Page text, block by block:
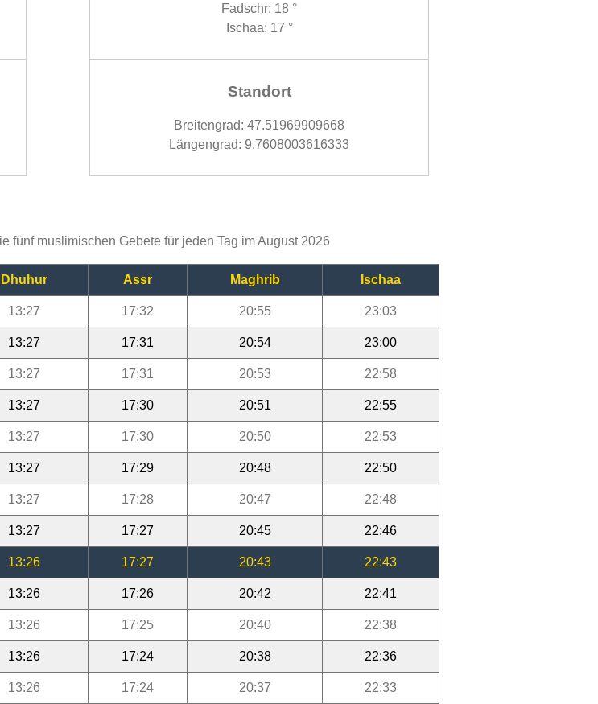
Fadschr: 18 °
Ischaa: 17 °
Standort
Breitengrad: 47.51969909668
Längengrad: 9.7608003616333
fünf muslimischen Gebete für jeden Tag im August 2026
Dhuhur Assr Maghrib Ischaa
13:27 17:32 20:55 23:03
13:27 17:31 20:54 23:00
13:27 17:31 20:53 22:58
13:27 17:30 20:51 22:55
13:27 17:30 20:50 22:53
13:27 17:29 20:48 22:50
13:27 17:28 20:47 22:48
13:27 17:27 20:45 22:46
13:26 17:27 20:43 22:43
13:26 17:26 20:42 22:41
13:26 17:25 20:40 22:38
13:26 17:24 20:38 22:36
13:26 17:24 20:37 22:33